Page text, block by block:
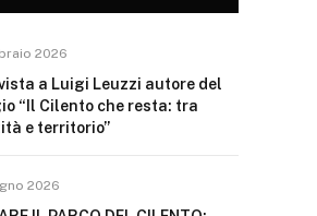
2026
a Luigi Leuzzi autore del
“Il Cilento che resta: tra
e territorio”
2026